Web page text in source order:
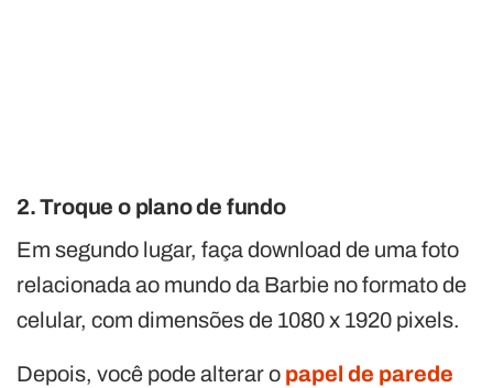
2. Troque o plano de fundo
Em segundo lugar, faça download de uma foto
relacionada ao mundo da Barbie no formato de
celular, com dimensões de 1080 x 1920 pixels.
Depois, você pode alterar o papel de parede